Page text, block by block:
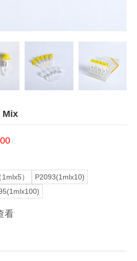
Mix
）
P2093(1mlx10)
看